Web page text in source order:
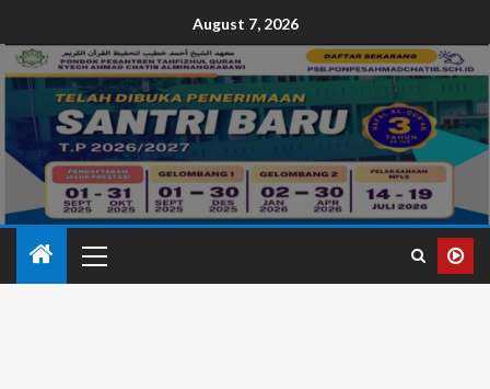
August 7, 2026